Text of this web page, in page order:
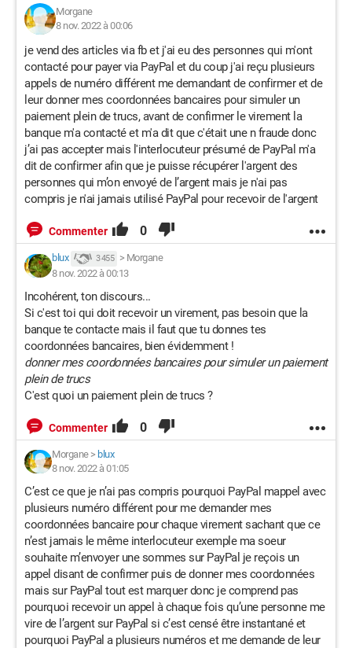
Morgane
8 nov. 2022 à 00:06
je vend des articles via fb et j'ai eu des personnes qui m'ont
contacté pour payer via PayPal et du coup j'ai reçu plusieurs
appels de numéro différent me demandant de confirmer et de
leur donner mes coordonnées bancaires pour simuler un
paiement plein de trucs, avant de confirmer le virement la
banque m'a contacté et m'a dit que c'était une n fraude donc
j’ai pas accepter mais l'interlocuteur présumé de PayPal m'a
dit de confirmer afin que je puisse récupérer l'argent des
personnes qui m’on envoyé de l’argent mais je n'ai pas
compris je n'ai jamais utilisé PayPal pour recevoir de l'argent
Commenter 0
blux 3 455 > Morgane
8 nov. 2022 à 00:13
Incohérent, ton discours...
Si c'est toi qui doit recevoir un virement, pas besoin que la
banque te contacte mais il faut que tu donnes tes
coordonnées bancaires, bien évidemment !
donner mes coordonnées bancaires pour simuler un paiement
plein de trucs
C'est quoi un paiement plein de trucs ?
Commenter 0
Morgane> blux
8 nov. 2022 à 01:05
C’est ce que je n’ai pas compris pourquoi PayPal mappel avec
plusieurs numéro différent pour me demander mes
coordonnées bancaire pour chaque virement sachant que ce
n’est jamais le même interlocuteur exemple ma soeur
souhaite m’envoyer une sommes sur PayPal je reçois un
appel disant de confirmer puis de donner mes coordonnées
mais sur PayPal tout est marquer donc je comprend pas
pourquoi recevoir un appel à chaque fois qu’une personne me
vire de l’argent sur PayPal si c’est censé être instantané et
pourquoi PayPal a plusieurs numéros et me demande de leur